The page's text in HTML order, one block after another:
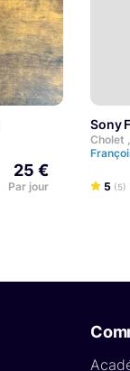
25 €
Par jour
Cholet
5 (5)